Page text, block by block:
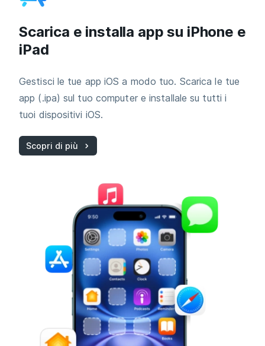
Scarica e installa app su iPhone e
iPad
Gestisci le tue app iOS a modo tuo. Scarica le tue
app (.ipa) sul tuo computer e installale su tutti i
tuoi dispositivi iOS.
Scopri di più